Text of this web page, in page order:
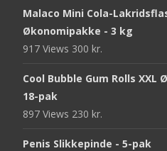
Malaco Mini Cola-
Økonomipakke - 3 kg
917 Views 300 kr.
Cool Bubble Gum Rolls XXL
18-pak
897 Views 230 kr.
Penis Slikkepinde - 5-pak